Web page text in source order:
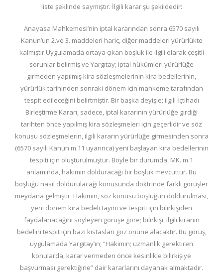
liste şeklinde saymıştır. İlgili karar şu şekildedir:
Anayasa Mahkemesi’nin iptal kararından sonra 6570 sayılı
Kanun’un 2.ve 3. maddeleri hariç, diğer maddeleri yürürlükte
kalmıştır.Uygulamada ortaya çıkan boşluk ile ilgili olarak çeşitli
sorunlar belirmiş ve Yargıtay; iptal hükümleri yürürlüğe
girmeden yapılmış kira sözleşmelerinin kira bedellerinin,
yürürlük tarihinden sonraki dönem için mahkeme tarafından
tespit edileceğini belirtmiştir. Bir başka deyişle; ilgili İçtihadı
Birleştirme Kararı, sadece, iptal kararının yürürlüğe girdiği
tarihten önce yapılmış kira sözleşmeleri için geçerlidir ve söz
konusu sözleşmelerin, ilgili kararın yürürlüğe girmesinden sonra
(6570 sayılı Kanun m.11 uyarınca) yeni başlayan kira bedellerinin
tespiti için oluşturulmuştur. Böyle bir durumda, MK. m.1
anlamında, hakimin dolduracağı bir boşluk mevcuttur. Bu
boşluğu nasıl doldurulacağı konusunda doktrinde farklı görüşler
meydana gelmiştir. Hakimin, söz konusu boşluğun doldurulması,
yeni dönem kira bedeli tayini ve tespiti için bilirkişiden
faydalanacağını söyleyen görüşe göre; bilirkişi, ilgili kiranın
bedelini tespit için bazı kıstasları göz önüne alacaktır. Bu görüş,
uygulamada Yargıtay’ın; “Hakimin; uzmanlık gerektiren
konularda, karar vermeden önce kesinlikle bilirkişiye
başvurması gerektiğine” dair kararlarını dayanak almaktadır.